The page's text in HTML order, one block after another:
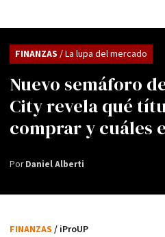
Nuevo semáforo
City revela qué
comprar y cuáles
FINANZAS / La lupa del mercado
PorDaniel Alberti
FINANZAS / iProUP